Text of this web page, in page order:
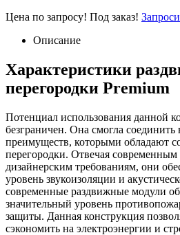
Цена по запросу! Под заказ!
Описание
Характеристики
перегородки Premium
Потенциал использования данной
безграничен. Она смогла соединить
преимуществ, которыми обладают
перегородки. Отвечая
дизайнерским требованиям, они
уровень звукоизоляции и
современные раздвижные модули
значительный уровень
защиты. Данная конструкция
сэкономить на электроэнергии и